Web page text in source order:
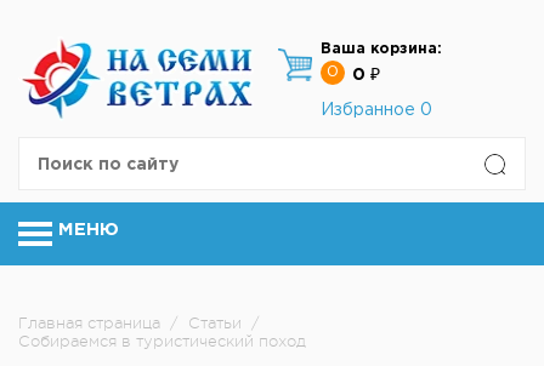
Ваша корзина:
0
0 ₽
Избранное 0
МЕНЮ
Главная страница / Статьи
/
Собираемся в туристический поход